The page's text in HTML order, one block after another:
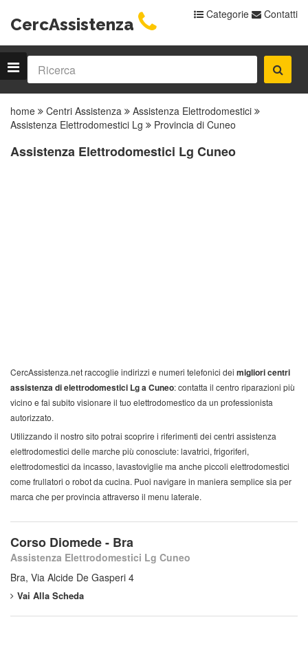
CercAssistenza
Categorie Contatti
home Centri Assistenza
Assistenza Elettrodomestici
Assistenza Elettrodomestici Lg
Provincia di Cuneo
Assistenza Elettrodomestici Lg Cuneo
CercAssistenza.net raccoglie indirizzi e numeri telefonici dei migliori centri
assistenza di elettrodomestici Lg a Cuneo: contatta il centro riparazioni più
vicino e fai subito visionare il tuo elettrodomestico da un professionista
autorizzato.
Utilizzando il nostro sito potrai scoprire i riferimenti dei centri assistenza
elettrodomestici delle marche più conosciute: lavatrici, frigoriferi,
elettrodomestici da incasso, lavastoviglie ma anche piccoli elettrodomestici
come frullatori o robot da cucina. Puoi navigare in maniera semplice sia per
marca che per provincia attraverso il menu laterale.
Corso Diomede - Bra
Assistenza Elettrodomestici Lg Cuneo
Bra, Via Alcide De Gasperi 4
Vai Alla Scheda